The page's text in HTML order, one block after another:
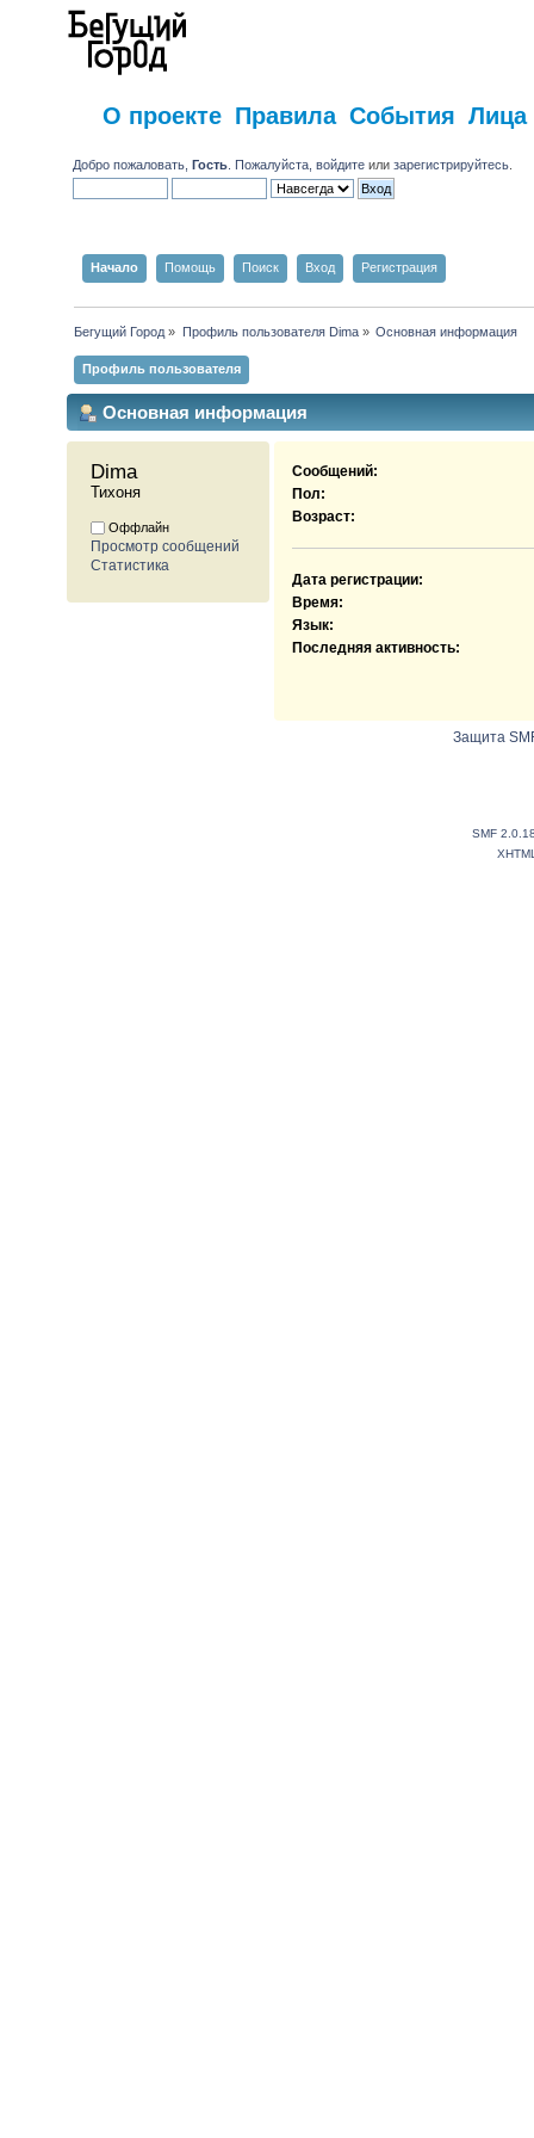
О проекте Правила События Лица
Добро пожаловать,Гость . Пожалуйста,войдите илизарегистрируйтесь
Начало Помощь Поиск Вход Регистрация
Бегущий Город » Профиль пользователя Dima» Основная информация
Профиль пользователя
Основная информация
Dima
Тихоня
Оффлайн
Просмотр сообщений
Статистика
Сообщений:
Пол:
Возраст:
Дата регистрации:
Время:
Язык:
Последняя активность:
Защита
SMF